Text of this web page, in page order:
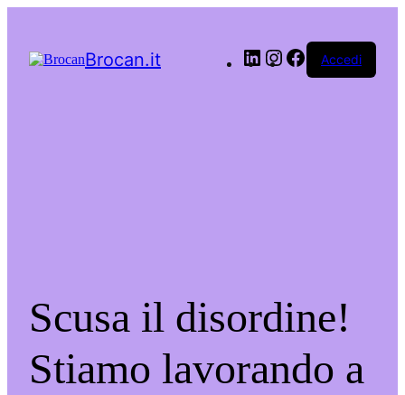
Brocan.it LinkedInInstagram
Facebook
Accedi
Scusa il disordine!
Stiamo lavorando a